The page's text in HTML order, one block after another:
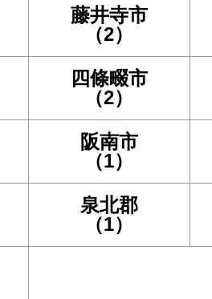
藤井寺市
（2）
四條畷市
（2）
阪南市
（1）
泉北郡
（1）